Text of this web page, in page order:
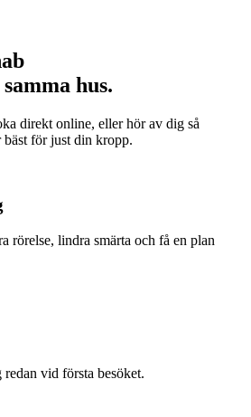
hus.
direkt online, eller hör av dig så
bäst för just din kropp.
rörelse, lindra smärta och få en plan
vid första besöket.